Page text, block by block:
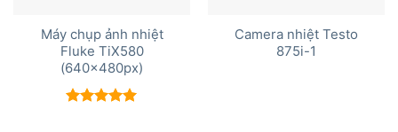
Máy chụp ảnh nhiệt
Fluke TiX580
(640x480px)
Camera nhiệt Testo
875i-1